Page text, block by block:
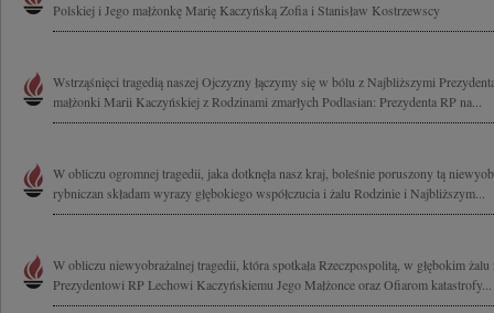
Polskiej i Jego małżonkę Marię Kaczyńską Zofia i Stanisław Kostrzewscy
Wstrząśnięci tragedią naszej Ojczyzny łączymy się w bólu z Najbliższymi
małżonki Marii Kaczyńskiej z Rodzinami zmarłych Podlasian: Prezydenta RP na...
W obliczu ogromnej tragedii, jaka dotknęła nasz kraj, boleśnie poruszony tą
rybniczan składam wyrazy głębokiego współczucia i żalu Rodzinie i Najbliższym...
W obliczu niewyobrażalnej tragedii, która spotkała Rzeczpospolitą, w głębokim żalu
Prezydentowi RP Lechowi Kaczyńskiemu Jego Małżonce oraz Ofiarom katastrofy...